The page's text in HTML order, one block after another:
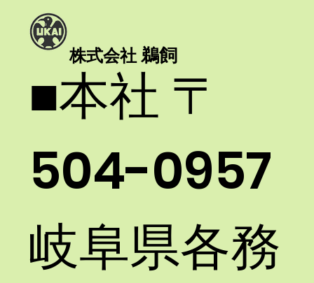
FJW-100/160を設置しました。
株式会社 鵜飼
​■本社 〒
504-0957
岐阜県各務